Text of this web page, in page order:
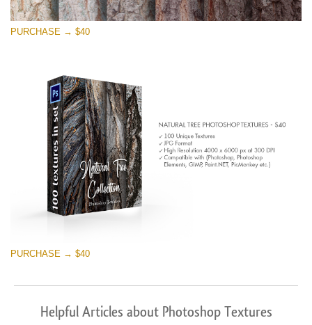
Descarga gratis
PURCHASE → $40
PURCHASE → $40
Helpful Articles about Photoshop Textures